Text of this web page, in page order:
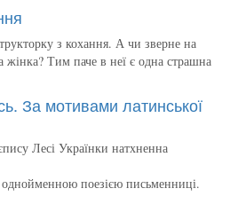
з кохання. А чи зверне на
жінка? Тим паче в неї є одна страшна
За мотивами латинської
Лесі Українки натхненна
однойменною поезією письменниці.